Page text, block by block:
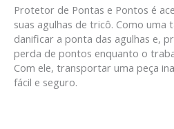
Protetor de Pontas e Pontos é
suas agulhas de tricô. Como
danificar a ponta das agulhas e,
perda de pontos enquanto o
Com ele, transportar uma peça
fácil e seguro.